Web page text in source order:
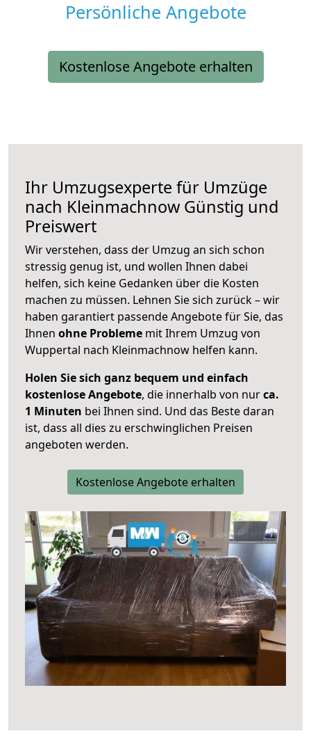
Persönliche Angebote
Kostenlose Angebote erhalten
Ihr Umzugsexperte für Umzüge
nach Kleinmachnow Günstig und
Preiswert
Wir verstehen, dass der Umzug an sich schon
stressig genug ist, und wollen Ihnen dabei
helfen, sich keine Gedanken über die Kosten
machen zu müssen. Lehnen Sie sich zurück – wir
haben garantiert passende Angebote für Sie, das
Ihnen ohne Probleme mit Ihrem Umzug von
Wuppertal nach Kleinmachnow helfen kann.
Holen Sie sich ganz bequem und einfach
kostenlose Angebote, die innerhalb von nurca.
1 Minuten bei Ihnen sind. Und das Beste daran
ist, dass all dies zu erschwinglichen Preisen
angeboten werden.
Kostenlose Angebote erhalten